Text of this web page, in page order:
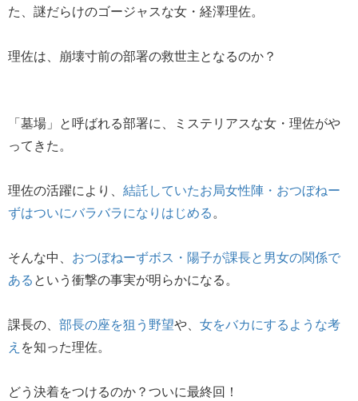
た、謎だらけのゴージャスな女・経澤理佐。
理佐は、崩壊寸前の部署の救世主となるのか？
「墓場」と呼ばれる部署に、ミステリアスな女・理佐がや
ってきた。
理佐の活躍により、 結託していたお局女性陣・おつぼねー
ずはついにバラバラになりはじめる。
そんな中、 おつぼねーずボス・陽子が課長と男女の関係で
あるという衝撃の事実が明らかになる。
課長の、 部長の座を狙う野望や、 女をバカにするような考
え を知った理佐。
どう決着をつけるのか？ついに最終回！